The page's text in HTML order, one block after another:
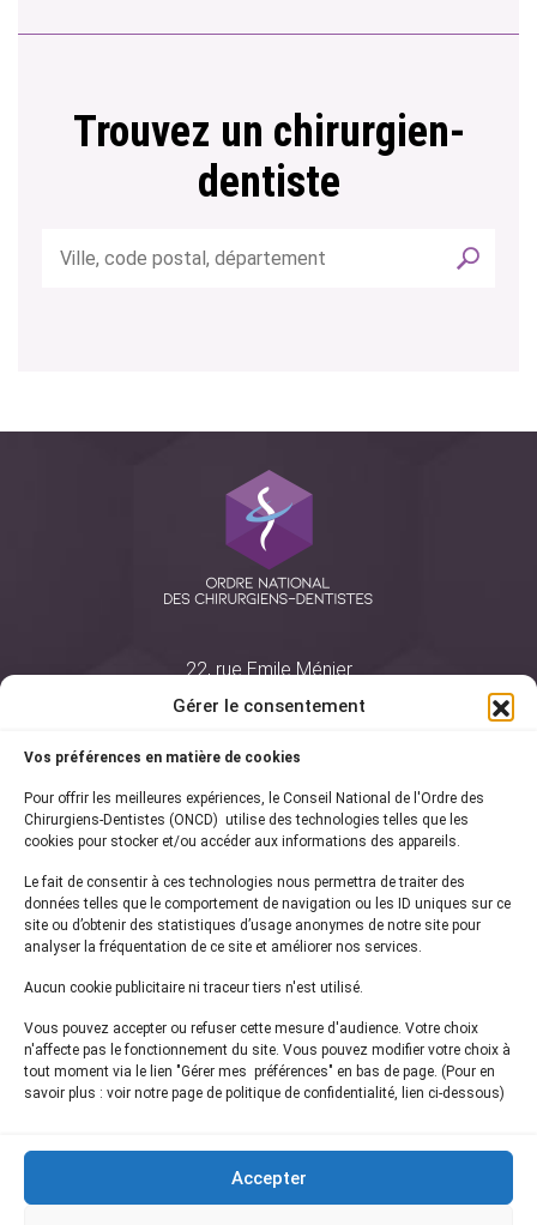
Gérer le consentement
Vos préférences en matière de cookies
Pour offrir les meilleures expériences, le Conseil National de l'Ordre des
Chirurgiens-Dentistes (ONCD) utilise des technologies telles que les
cookies pour stocker et/ou accéder aux informations des appareils.
Le fait de consentir à ces technologies nous permettra de traiter des
données telles que le comportement de navigation ou les ID uniques sur ce
site ou d’obtenir des statistiques d’usage anonymes de notre site pour
analyser la fréquentation de ce site et améliorer nos services.
Aucun cookie publicitaire ni traceur tiers n'est utilisé.
Vous pouvez accepter ou refuser cette mesure d'audience. Votre choix
n'affecte pas le fonctionnement du site. Vous pouvez modifier votre choix à
tout moment via le lien "Gérer mes préférences" en bas de page. (Pour en
savoir plus : voir notre page de politique de confidentialité, lien ci-dessous)
Accepter
Trouvez un chirurgien-
dentiste
22, rue Emile Ménier
75761 Paris Cedex 16
01 44 34 78 80
courrier@oncd.org
Actualités
Presse
Informations légales
Plan du site
Inscrivez-vous à notrenewsletter